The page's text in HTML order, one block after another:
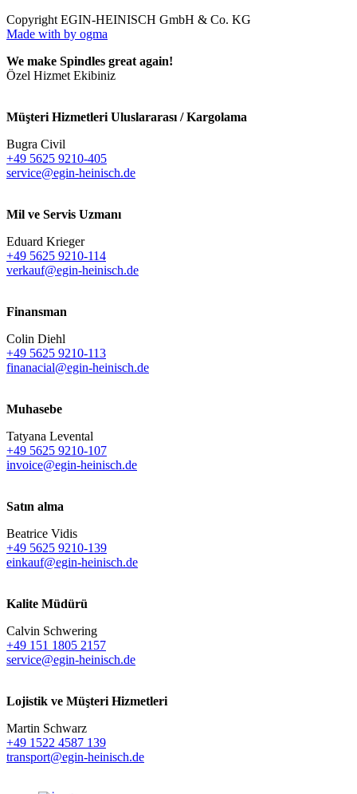
Copyright EGIN-HEINISCH GmbH & Co. KG
Made with by ogma
We make Spindles great again!
Özel Hizmet Ekibiniz
Müşteri Hizmetleri Uluslararası / Kargolama
Bugra Civil
+49 5625 9210-405
service@egin-heinisch.de
Mil ve Servis Uzmanı
Eduard Krieger
+49 5625 9210-114
verkauf@egin-heinisch.de
Finansman
Colin Diehl
+49 5625 9210-113
finanacial@egin-heinisch.de
Muhasebe
Tatyana Levental
+49 5625 9210-107
invoice@egin-heinisch.de
Satın alma
Beatrice Vidis
+49 5625 9210-139
einkauf@egin-heinisch.de
Kalite Müdürü
Calvin Schwering
+49 151 1805 2157
service@egin-heinisch.de
Lojistik ve Müşteri Hizmetleri
Martin Schwarz
+49 1522 4587 139
transport@egin-heinisch.de